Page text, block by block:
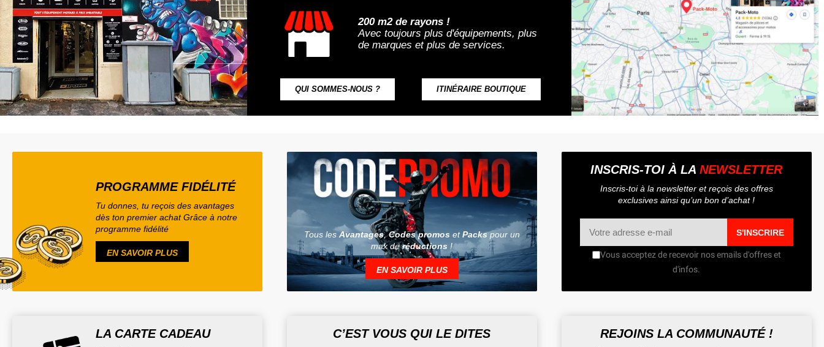
200 m2 de rayons !
Avec toujours plus d'équipements, plus
de marques et plus de services.
QUI SOMMES-NOUS ? ITINÉRAIRE BOUTIQUE
PROGRAMME FIDÉLITÉ
Tu donnes, tu reçois des avantages
dès ton premier achat Grâce à notre
programme fidélité
EN SAVOIR PLUS
Tous les Avantages,Codes promosetPackspour un
max deréductions !
EN SAVOIR PLUS
INSCRIS-TOI À LANEWSLETTER
Inscris-toi à la newsletter et reçois des offres
exclusives ainsi qu’un bon d’achat !
S'INSCRIRE
Vous acceptez de recevoir nos emails d'offres et
d'infos.
LA CARTE CADEAU C’EST VOUS QUI LE DITES REJOINS LA COMMUNAUTÉ !